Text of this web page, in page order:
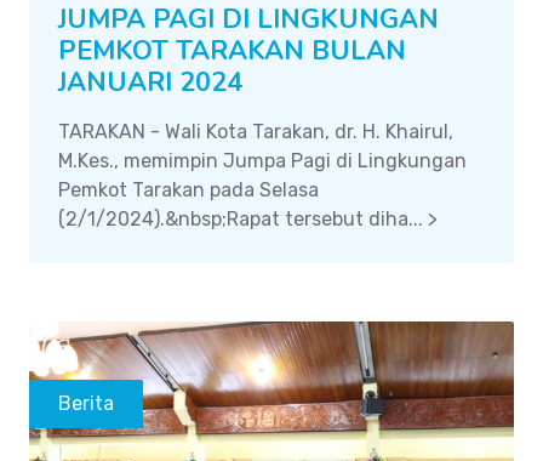
JUMPA PAGI DI LINGKUNGAN
PEMKOT TARAKAN BULAN
JANUARI 2024
TARAKAN - Wali Kota Tarakan, dr. H. Khairul,
M.Kes., memimpin Jumpa Pagi di Lingkungan
Pemkot Tarakan pada Selasa
(2/1/2024).&nbsp;Rapat tersebut diha... >
Berita